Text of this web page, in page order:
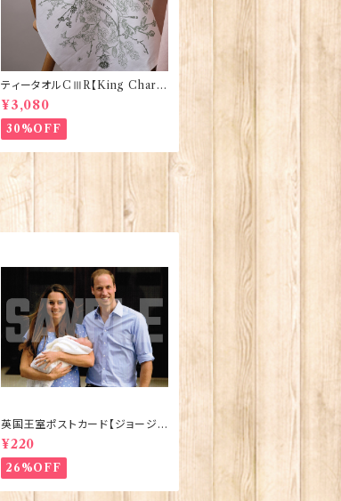
ティータオルCⅢR【King Charle
sⅢ Coronation】Victoria Egg
s 50129
¥3,080
30%OFF
英国王室ポストカード【ジョージ
王子ご誕生】Pageantry Postca
rd 90183-JEF100
¥220
26%OFF